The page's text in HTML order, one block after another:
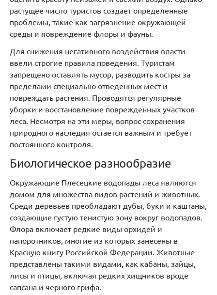
растущее число туристов создает определенные
проблемы, такие как загрязнение окружающей
среды и повреждение флоры и фауны.
Для снижения негативного воздействия власти
ввели строгие правила поведения. Туристам
запрещено оставлять мусор, разводить костры за
пределами специально отведенных мест и
повреждать растения. Проводятся регулярные
уборки и восстановление поврежденных участков
леса. Несмотря на эти меры, вопрос сохранения
природного наследия остается важным и требует
постоянного контроля.
Биологическое разнообразие
Окружающие Плесецкие водопады леса являются
домом для множества видов растений и животных.
Среди деревьев преобладают дубы, буки и каштаны,
создающие густую тенистую зону вокруг водопадов.
Флора включает редкие виды орхидей и
папоротников, многие из которых занесены в
Красную книгу Российской Федерации. Животные
представлены такими видами, как кабаны, зайцы,
лисы и птицы, включая редких хищников вроде
сапсана и черного грифа.